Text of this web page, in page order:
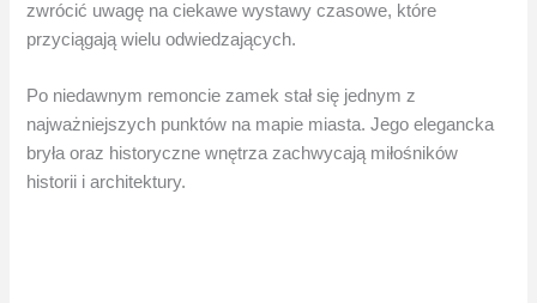
zwrócić uwagę na ciekawe wystawy czasowe, które
przyciągają wielu odwiedzających.
Po niedawnym remoncie zamek stał się jednym z
najważniejszych punktów na mapie miasta. Jego elegancka
bryła oraz historyczne wnętrza zachwycają miłośników
historii i architektury.